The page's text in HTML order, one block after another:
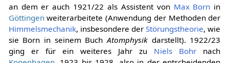
an dem er auch 1921/22 als Assistent von Max Born in
Göttingenweiterarbeitete (Anwendung der Methoden der
Himmelsmechanik, insbesondere derStörungstheorie, wie
sie Born in seinem BuchAtomphysikdarstellt). 1922/23
ging er für ein weiteres Jahr zu Niels Bohr nach